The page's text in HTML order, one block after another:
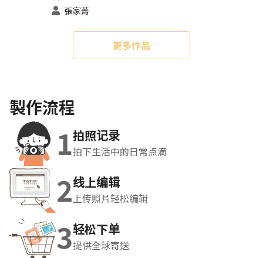
張家菁
更多作品
製作流程
1拍照记录
拍下生活中的日常点滴
2线上编辑
上传照片轻松编辑
3轻松下单
提供全球寄送